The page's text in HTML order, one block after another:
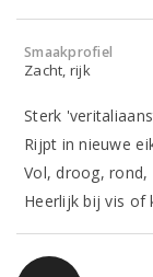
Smaakprofiel
Zacht, rijk
Sterk
Rijpt in nieuwe
Vol, droog, rond,
Heerlijk bij vis of